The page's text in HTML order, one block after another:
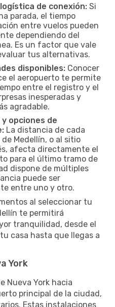
de conexión: Si
parada, el tiempo
entre vuelos pueden
dependiendo del
Es un factor que vale
tus alternativas.
disponibles: Conocer
el aeropuerto te permite
entre el registro y el
inesperadas y
agradable.
opciones de
La distancia de cada
Medellín, o al sitio
afecta directamente el
para el último tramo de
dispone de múltiples
puede ser
entre uno y otro.
al seleccionar tu
te permitirá
tranquilidad, desde el
casa hasta que llegas a
York
Nueva York hacia
principal de la ciudad,
Estas instalaciones